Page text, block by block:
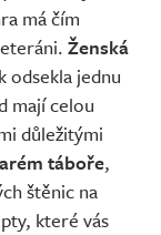
má čím
Ženská
odsekla jednu
mají celou
důležitými
táboře,
štěnic na
které vás